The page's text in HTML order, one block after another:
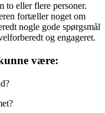
to eller flere personer.
fortæller noget om
nogle gode spørgsmål
og engageret.
være: